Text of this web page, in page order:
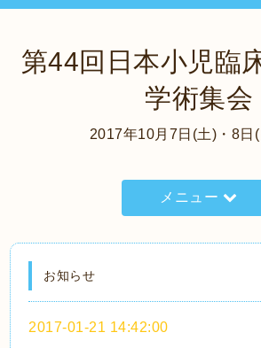
第44回日本小児臨
学術集会
2017年10月7日(土)・8日
メニュー
お知らせ
2017-01-21 14:42:00